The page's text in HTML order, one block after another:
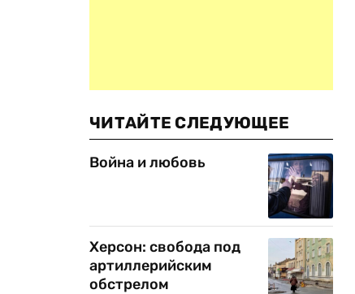
ЧИТАЙТЕ СЛЕДУЮЩЕЕ
Война и любовь
Херсон: свобода под
артиллерийским
обстрелом